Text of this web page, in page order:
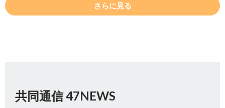
さらに見る
共同通信 47NEWS